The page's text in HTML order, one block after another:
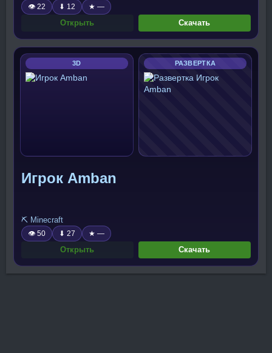
👁 22 ⬇ 12 ★ —
Открыть Скачать
3D РАЗВЕРТКА
Игрок Amban
⛏️ Minecraft
👁 50 ⬇ 27 ★ —
Открыть Скачать